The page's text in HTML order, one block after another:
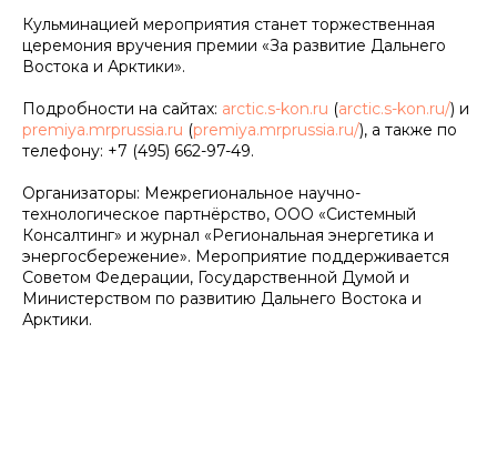
Кульминацией мероприятия станет торжественная
церемония вручения премии «За развитие Дальнего
Востока и Арктики».
Подробности на сайтах: arctic.s-kon.ru (arctic.s-kon.ru/) и
premiya.mrprussia.ru (premiya.mrprussia.ru/), а также по
телефону: +7 (495) 662-97-49.
Организаторы: Межрегиональное научно-
технологическое партнёрство, ООО «Системный
Консалтинг» и журнал «Региональная энергетика и
энергосбережение». Мероприятие поддерживается
Советом Федерации, Государственной Думой и
Министерством по развитию Дальнего Востока и
Арктики.